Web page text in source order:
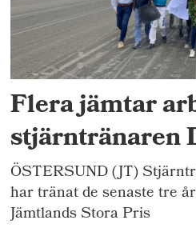
Flera jämtar
stjärntränaren
ÖSTERSUND (JT)
har tränat de senaste tre
Jämtlands Stora Pris